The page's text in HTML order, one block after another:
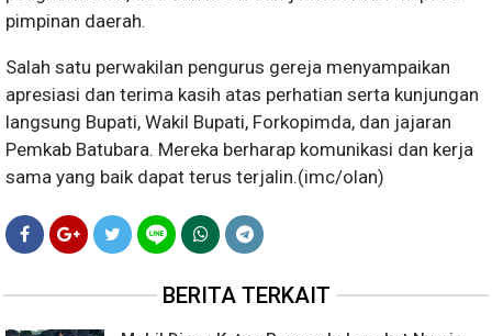
pimpinan daerah.
Salah satu perwakilan pengurus gereja menyampaikan
apresiasi dan terima kasih atas perhatian serta kunjungan
langsung Bupati, Wakil Bupati, Forkopimda, dan jajaran
Pemkab Batubara. Mereka berharap komunikasi dan kerja
sama yang baik dapat terus terjalin.(imc/olan)
BERITA TERKAIT